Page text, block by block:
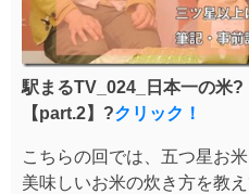
駅まるTV_024_日本一の米?
【part.2】?クリック！
こちらの回では、五つ星お
美味しいお米の炊き方を教